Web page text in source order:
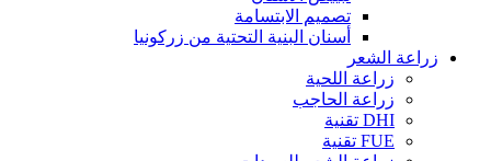
تصميم الابتسامة
أسنان البنية التحتية من زركونيا
زراعة الشعر
زراعة اللحية
زراعة الحاجب
DHI تقنية
FUE تقنية